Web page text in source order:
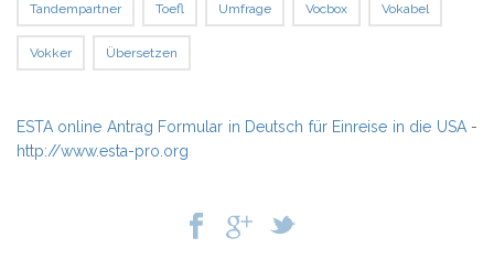
Tandempartner Toefl Umfrage Vocbox Vokabel
Vokker Übersetzen
ESTA online Antrag Formular in Deutsch für Einreise in die USA-
http://www.esta-pro.org